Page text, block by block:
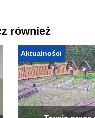
również
Aktualności